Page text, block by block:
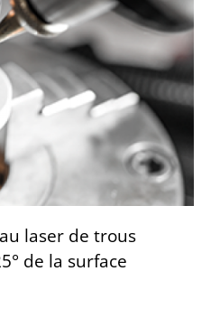
laser de trous
de la surface